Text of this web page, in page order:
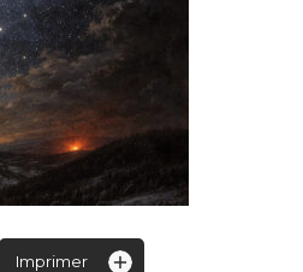
Imprimer